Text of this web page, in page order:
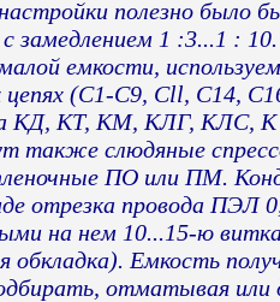
полезно было
замедлением 1 :3...1 :
емкости,
(С1-С9, Cll, C14,
КД, КТ, КМ, КЛГ, КЛС, К
также слюдяные
ПО или ПМ.
отрезка провода ПЭЛ
на нем 10...15-ю
Емкость
отматывая